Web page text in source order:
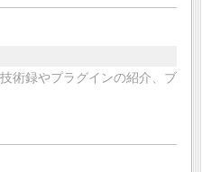
術録やプラグインの紹介、ブ